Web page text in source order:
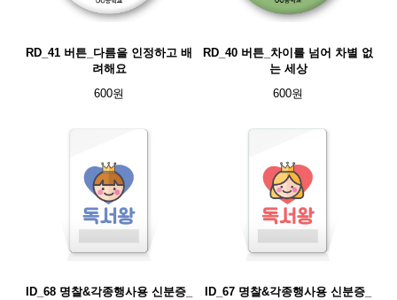
RD_41 버튼_다름을 인정하고 배
려해요
600원
RD_40 버튼_차이를 넘어 차별 없
는 세상
600원
ID_68 명찰&각종행사용 신분증_
ID_67 명찰&각종행사용 신분증_